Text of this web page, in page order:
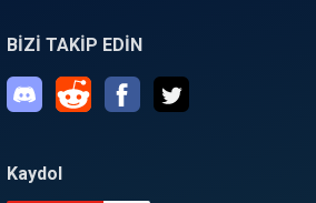
BİZİ TAKİP EDİN
Kaydol